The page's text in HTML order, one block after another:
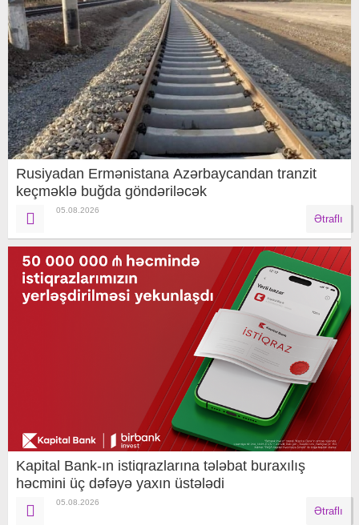
Rusiyadan Ermənistana Azərbaycandan tranzit
keçməklə buğda göndəriləcək
05.08.2026
Ətraflı
Kapital Bank-ın istiqrazlarına tələbat buraxılış
həcmini üç dəfəyə yaxın üstələdi
05.08.2026
Ətraflı